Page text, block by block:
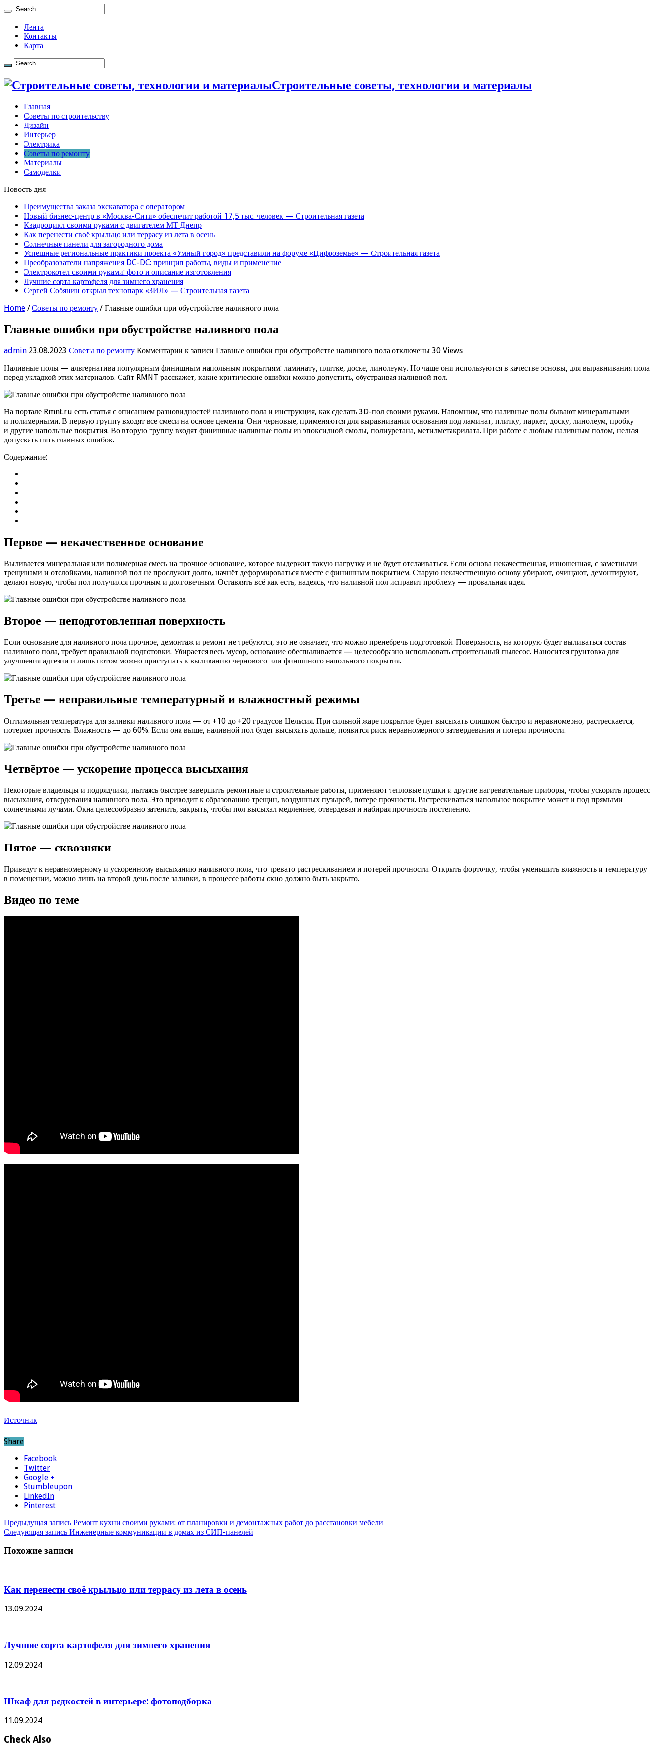
Лента
Контакты
Карта
Строительные советы, технологии и материалы
Главная
Советы по строительству
Дизайн
Интерьер
Электрика
Советы по ремонту
Материалы
Самоделки
Новость дня
Преимущества заказа экскаватора с оператором
Новый бизнес-центр в «Москва-Сити» обеспечит работой 17,5 тыс. человек — Строительная газета
Квадроцикл своими руками с двигателем МТ Днепр
Как перенести своё крыльцо или террасу из лета в осень
Солнечные панели для загородного дома
Успешные региональные практики проекта «Умный город» представили на форуме «Цифроземье» — Строительная газета
Преобразователи напряжения DC-DC: принцип работы, виды и применение
Электрокотел своими руками: фото и описание изготовления
Лучшие сорта картофеля для зимнего хранения
Сергей Собянин открыл технопарк «ЗИЛ» — Строительная газета
Home / Советы по ремонту / Главные ошибки при обустройстве наливного пола
Главные ошибки при обустройстве наливного пола
admin 23.08.2023 Советы по ремонту Комментарии к записи Главные ошибки при обустройстве наливного пола отключены 30 Views
Наливные полы — альтернатива популярным финишным напольным покрытиям: ламинату, плитке, доске, линолеуму. Но чаще они используются в качестве основы, для выравнивания пола
перед укладкой этих материалов. Сайт RMNT расскажет, какие критические ошибки можно допустить, обустраивая наливной пол.
На портале Rmnt.ru есть статья с описанием разновидностей наливного пола и инструкция, как сделать 3D-пол своими руками. Напомним, что наливные полы бывают минеральными
и полимерными. В первую группу входят все смеси на основе цемента. Они черновые, применяются для выравнивания основания под ламинат, плитку, паркет, доску, линолеум, пробку
и другие напольные покрытия. Во вторую группу входят финишные наливные полы из эпоксидной смолы, полиуретана, метилметакрилата. При работе с любым наливным полом, нельзя
допускать пять главных ошибок.
Содержание:
Первое — некачественное основание
Выливается минеральная или полимерная смесь на прочное основание, которое выдержит такую нагрузку и не будет отслаиваться. Если основа некачественная, изношенная, с заметными
трещинами и отслойками, наливной пол не прослужит долго, начнёт деформироваться вместе с финишным покрытием. Старую некачественную основу убирают, очищают, демонтируют,
делают новую, чтобы пол получился прочным и долговечным. Оставлять всё как есть, надеясь, что наливной пол исправит проблему — провальная идея.
Второе — неподготовленная поверхность
Если основание для наливного пола прочное, демонтаж и ремонт не требуются, это не означает, что можно пренебречь подготовкой. Поверхность, на которую будет выливаться состав
наливного пола, требует правильной подготовки. Убирается весь мусор, основание обеспыливается — целесообразно использовать строительный пылесос. Наносится грунтовка для
улучшения адгезии и лишь потом можно приступать к выливанию чернового или финишного напольного покрытия.
Третье — неправильные температурный и влажностный режимы
Оптимальная температура для заливки наливного пола — от +10 до +20 градусов Цельсия. При сильной жаре покрытие будет высыхать слишком быстро и неравномерно, растрескается,
потеряет прочность. Влажность — до 60%. Если она выше, наливной пол будет высыхать дольше, появится риск неравномерного затвердевания и потери прочности.
Четвёртое — ускорение процесса высыхания
Некоторые владельцы и подрядчики, пытаясь быстрее завершить ремонтные и строительные работы, применяют тепловые пушки и другие нагревательные приборы, чтобы ускорить процесс
высыхания, отвердевания наливного пола. Это приводит к образованию трещин, воздушных пузырей, потере прочности. Растрескиваться напольное покрытие может и под прямыми
солнечными лучами. Окна целесообразно затенить, закрыть, чтобы пол высыхал медленнее, отвердевая и набирая прочность постепенно.
Пятое — сквозняки
Приведут к неравномерному и ускоренному высыханию наливного пола, что чревато растрескиванием и потерей прочности. Открыть форточку, чтобы уменьшить влажность и температуру
в помещении, можно лишь на второй день после заливки, в процессе работы окно должно быть закрыто.
Видео по теме
Источник
Share
Facebook
Twitter
Google +
Stumbleupon
LinkedIn
Pinterest
Предыдущая запись Ремонт кухни своими руками: от планировки и демонтажных работ до расстановки мебели
Следующая запись Инженерные коммуникации в домах из СИП-панелей
Похожие записи
Как перенести своё крыльцо или террасу из лета в осень
13.09.2024
Лучшие сорта картофеля для зимнего хранения
12.09.2024
Шкаф для редкостей в интерьере: фотоподборка
11.09.2024
Check Also